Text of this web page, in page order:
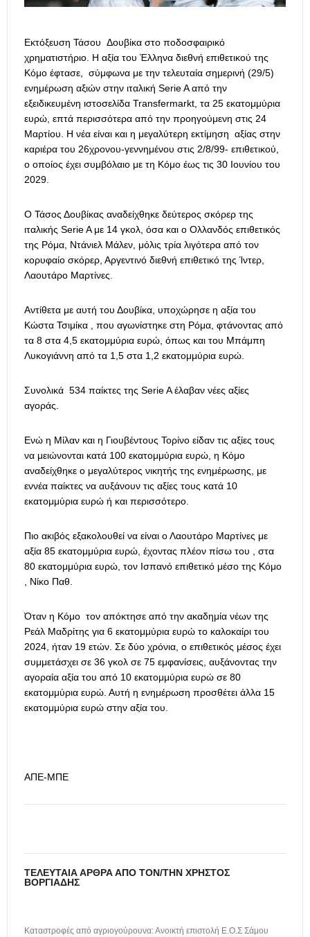
Εκτόξευση Τάσου Δουβίκα στο ποδοσφαιρικό
χρηματιστήριο. Η αξία του Έλληνα διεθνή επιθετικού της
Κόμο έφτασε, σύμφωνα με την τελευταία σημερινή (29/5)
ενημέρωση αξιών στην ιταλική Serie A από την
εξειδικευμένη ιστοσελίδα Transfermarkt, τα 25 εκατομμύρια
ευρώ, επτά περισσότερα από την προηγούμενη στις 24
Μαρτίου. Η νέα είναι και η μεγαλύτερη εκτίμηση αξίας στην
καριέρα του 26χρονου-γεννημένου στις 2/8/99- επιθετικού,
ο οποίος έχει συμβόλαιο με τη Κόμο έως τις 30 Ιουνίου του
2029.
Ο Τάσος Δουβίκας αναδείχθηκε δεύτερος σκόρερ της
ιταλικής Serie A με 14 γκολ, όσα και ο Ολλανδός επιθετικός
της Ρόμα, Ντάνιελ Μάλεν, μόλις τρία λιγότερα από τον
κορυφαίο σκόρερ, Αργεντινό διεθνή επιθετικό της Ίντερ,
Λαουτάρο Μαρτίνες.
Αντίθετα με αυτή του Δουβίκα, υποχώρησε η αξία του
Κώστα Τσιμίκα , που αγωνίστηκε στη Ρόμα, φτάνοντας από
τα 8 στα 4,5 εκατομμύρια ευρώ, όπως και του Μπάμπη
Λυκογιάννη από τα 1,5 στα 1,2 εκατομμύρια ευρώ.
Συνολικά 534 παίκτες της Serie A έλαβαν νέες αξίες
αγοράς.
Ενώ η Μίλαν και η Γιουβέντους Τορίνο είδαν τις αξίες τους
να μειώνονται κατά 100 εκατομμύρια ευρώ, η Κόμο
αναδείχθηκε ο μεγαλύτερος νικητής της ενημέρωσης, με
εννέα παίκτες να αυξάνουν τις αξίες τους κατά 10
εκατομμύρια ευρώ ή και περισσότερο.
Πιο ακιβός εξακολουθεί να είναι ο Λαουτάρο Μαρτίνες με
αξία 85 εκατομμύρια ευρώ, έχοντας πλέον πίσω του , στα
80 εκατομμύρια ευρώ, τον Ισπανό επιθετικό μέσο της Κόμο
, Νίκο Παθ.
Όταν η Κόμο τον απόκτησε από την ακαδημία νέων της
Ρεάλ Μαδρίτης για 6 εκατομμύρια ευρώ το καλοκαίρι του
2024, ήταν 19 ετών. Σε δύο χρόνια, ο επιθετικός μέσος έχει
συμμετάσχει σε 36 γκολ σε 75 εμφανίσεις, αυξάνοντας την
αγοραία αξία του από 10 εκατομμύρια ευρώ σε 80
εκατομμύρια ευρώ. Αυτή η ενημέρωση προσθέτει άλλα 15
εκατομμύρια ευρώ στην αξία του.
ΑΠΕ-ΜΠΕ
ΤΕΛΕΥΤΑΊΑ ΆΡΘΡΑ ΑΠΌ ΤΟΝ/ΤΗΝ ΧΡΉΣΤΟΣ
ΒΟΡΓΙΆΔΗΣ
Καταστροφές από αγριογούρουνα: Ανοικτή επιστολή Ε.Ο.Σ Σάμου